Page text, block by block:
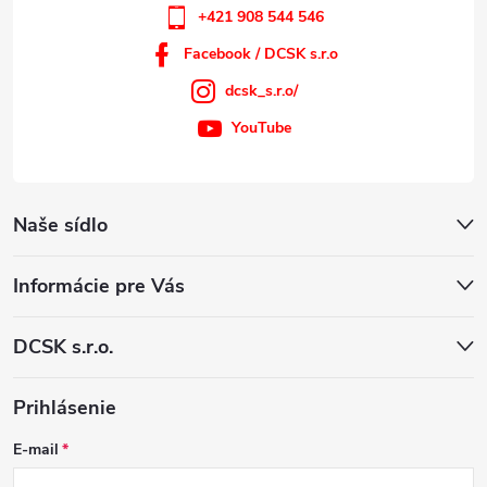
Naše sídlo
Informácie pre Vás
DCSK s.r.o.
+421 908 544 546
Facebook / DCSK s.r.o
dcsk_s.r.o/
YouTube
Prihlásenie
E-mail